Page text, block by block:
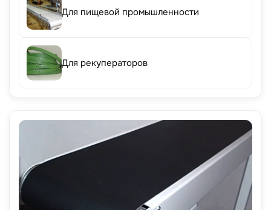
Для пищевой промышленности
Для рекуператоров